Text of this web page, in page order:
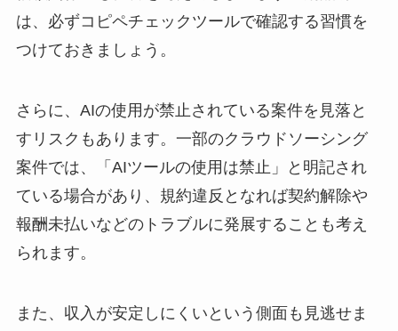
は、必ずコピペチェックツールで確認する習慣を
つけておきましょう。
さらに、AIの使用が禁止されている案件を見落と
すリスクもあります。一部のクラウドソーシング
案件では、「AIツールの使用は禁止」と明記され
ている場合があり、規約違反となれば契約解除や
報酬未払いなどのトラブルに発展することも考え
られます。
また、収入が安定しにくいという側面も見逃せま